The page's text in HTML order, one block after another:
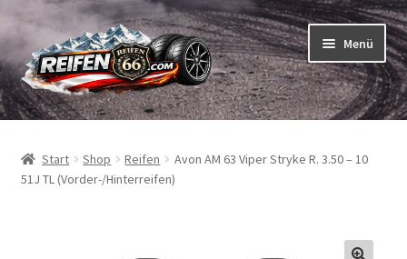
Zur
Navigation
springen
Zum
Inhalt
springen
Menü
Reifen
Schläuche
Start Shop Reifen
Avon AM 63 Viper Stryke R. 3.50 – 10
51J TL (Vorder-/Hinterreifen)